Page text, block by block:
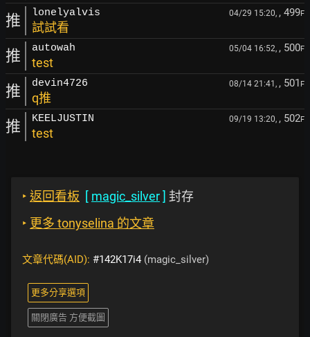
推 lonelyalvis 04/29 15:20, , 499F
試試看
推 autowah 05/04 16:52, , 500F
test
推 devin4726 08/14 21:41, , 501 F
q推
推 KEELJUSTIN 09/19 13:20, , 502F
test
‣ 返回看板 [ magic_silver] 封存
‣ 更多 tonyselina 的文章
文章代碼(AID): #142K17i4 (magic_silver)
更多分享選項
關閉廣告 方便截圖